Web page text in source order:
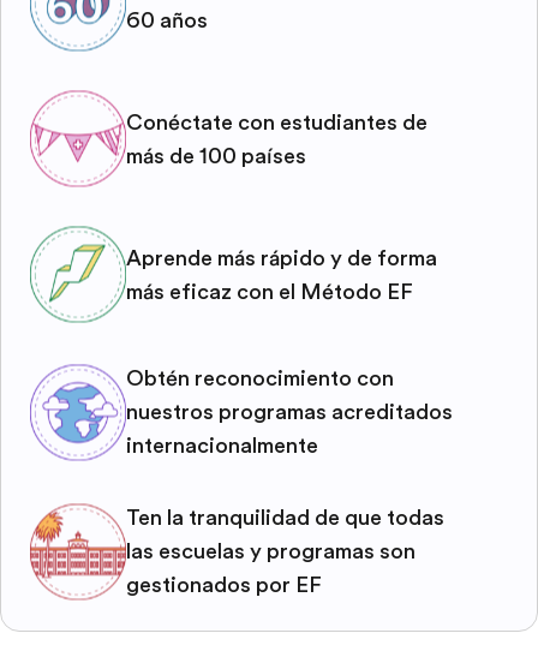
60 años
Conéctate con estudiantes de
más de 100 países
Aprende más rápido y de forma
más eficaz con el Método EF
Obtén reconocimiento con
nuestros programas acreditados
internacionalmente
Ten la tranquilidad de que todas
las escuelas y programas son
gestionados por EF